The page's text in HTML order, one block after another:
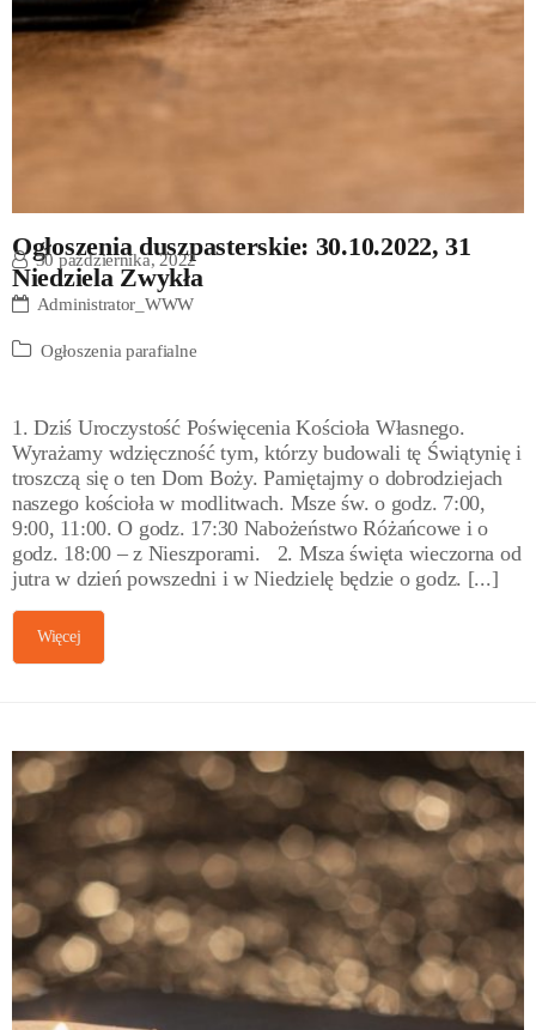
Ogłoszenia duszpasterskie: 30.10.2022, 31
Niedziela Zwykła
30 października, 2022
Administrator_WWW
Ogłoszenia parafialne
1. Dziś Uroczystość Poświęcenia Kościoła Własnego.
Wyrażamy wdzięczność tym, którzy budowali tę Świątynię i
troszczą się o ten Dom Boży. Pamiętajmy o dobrodziejach
naszego kościoła w modlitwach. Msze św. o godz. 7:00,
9:00, 11:00. O godz. 17:30 Nabożeństwo Różańcowe i o
godz. 18:00 – z Nieszporami. 2. Msza święta wieczorna od
jutra w dzień powszedni i w Niedzielę będzie o godz. [...]
Więcej